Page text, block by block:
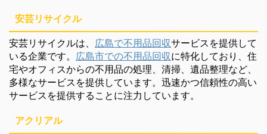
安芸リサイクル
安芸リサイクルは、 広島で不用品回収サービスを提供して
いる企業です。 広島市での不用品回収に特化しており、住
宅やオフィスからの不用品の処理、清掃、遺品整理など、
多様なサービスを提供しています。迅速かつ信頼性の高い
サービスを提供することに注力しています。
アクリアル